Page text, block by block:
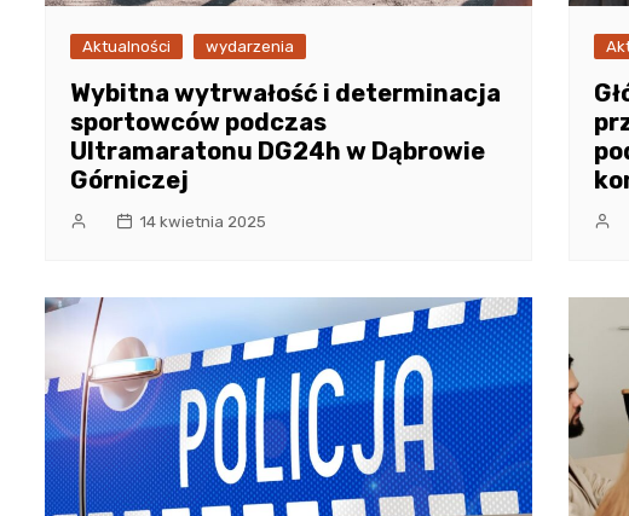
Aktualności wydarzenia
Wybitna wytrwałość i determinacja
sportowców podczas
Ultramaratonu DG24h w Dąbrowie
Górniczej
14 kwietnia 2025